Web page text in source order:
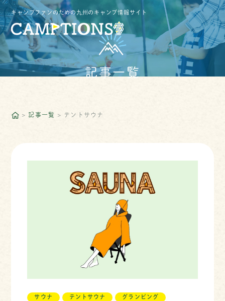
キャンプファンのための九州のキャンプ情報サイト
記事一覧
記事一覧 テントサウナ
サウナ テントサウナ グランピング